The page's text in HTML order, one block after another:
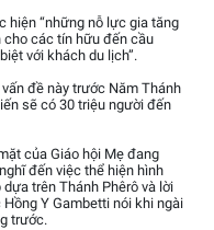
hiện “những nỗ lực gia tăng
cho các tín hữu đến cầu
với khách du lịch”.
đề này trước Năm Thánh
sẽ có 30 triệu người đến
của Giáo hội Mẹ đang
đến việc thể hiện hình
trên Thánh Phêrô và lời
Y Gambetti nói khi ngài
trước.